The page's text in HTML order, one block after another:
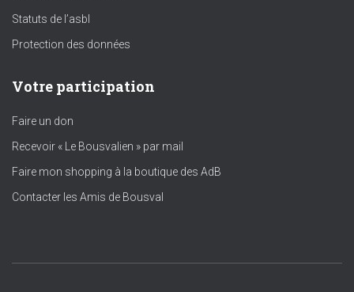
Statuts de l’asbl
Protection des données
Votre participation
Faire un don
Recevoir « Le Bousvalien » par mail
Faire mon shopping à la boutique des AdB
Contacter les Amis de Bousval